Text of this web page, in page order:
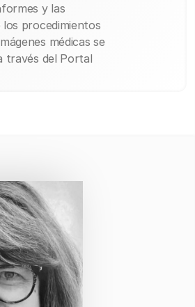
y las
procedimientos
médicas se
través del Portal